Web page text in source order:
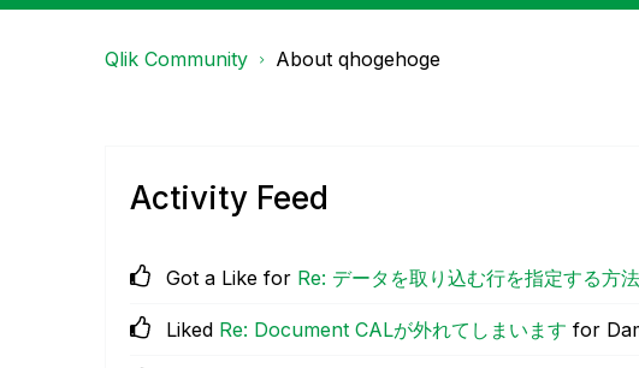
Qlik Community About qhogehoge
Activity Feed
Got a Like for Re: データを取り込む行を指定する方
Liked Re: Document CALが外れてしまいます for